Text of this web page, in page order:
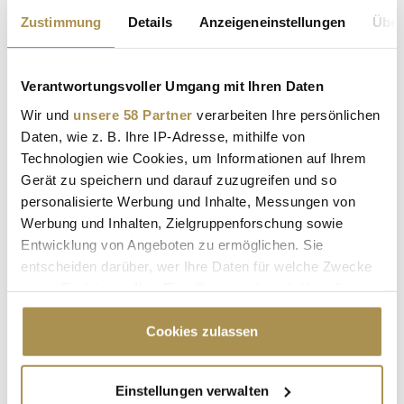
Zustimmung Details Anzeigeneinstellungen
Verantwortungsvoller Umgang mit Ihren Daten
Wir und unsere 58 Partner verarbeiten Ihre persönlichen
Daten, wie z. B. Ihre IP-Adresse, mithilfe von
Technologien wie Cookies, um Informationen auf Ihrem
Gerät zu speichern und darauf zuzugreifen und so
personalisierte Werbung und Inhalte, Messungen von
Werbung und Inhalten, Zielgruppenforschung sowie
Entwicklung von Angeboten zu ermöglichen. Sie
entscheiden darüber, wer Ihre Daten für welche Zwecke
Cookie-Erklärung oder durch Klicken auf das Privacy
Trigger Symbol ändern oder widerrufen
Informationen über Ihre geografische Lage
Cookies zulassen
Einstellungen verwalten
* Pflichtfelder.
LEADERSNET.TV
LAUTSCHALTEN
"Die Leute wollen einen Skandal im